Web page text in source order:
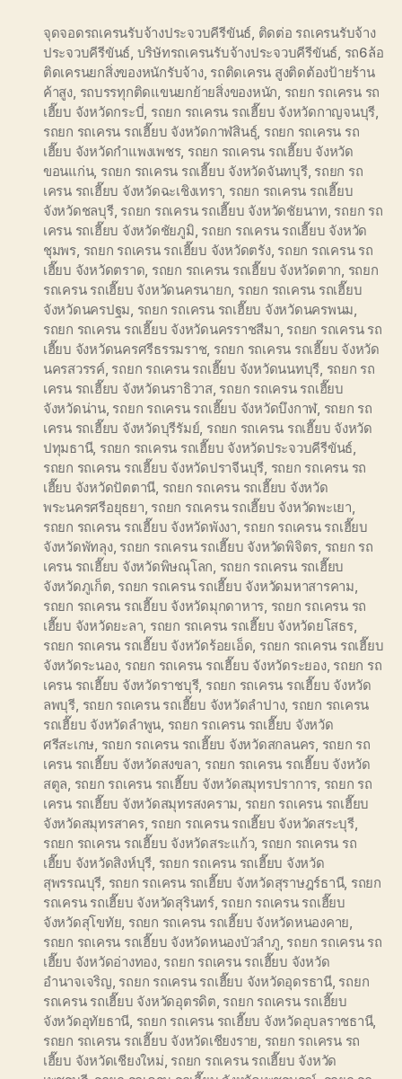
จุดจอดรถเครนรับจ้างประจวบคีรีขันธ์ ติดต่อ รถเครนรับจ้าง
ประจวบคีรีขันธ์ บริษัทรถเครนรับจ้างประจวบคีรีขันธ์ รถ6ล้อ
ติดเครนยกสิ่งของหนักรับจ้าง, รถติดเครน สูงติดต้องป้ายร้าน
ค้าสูง รถบรรทุกติดแขนยกย้ายสิ่งของหนัก รถยก รถเครน รถ
เฮี๊ยบ จังหวัดกระบี่ รถยก รถเครน รถเฮี๊ยบ จังหวัดกาญจนบุรี
รถยก รถเครน รถเฮี๊ยบ จังหวัดกาฬสินธุ์, รถยก รถเครน รถ
เฮี๊ยบ จังหวัดกำแพงเพชร, รถยก รถเครน รถเฮี๊ยบ จังหวัด
ขอนแก่น, รถยก รถเครน รถเฮี๊ยบ จังหวัดจันทบุรี, รถยก รถ
เครน รถเฮี๊ยบ จังหวัดฉะเชิงเทรา รถยก รถเครน รถเฮี๊ยบ
จังหวัดชลบุรี, รถยก รถเครน รถเฮี๊ยบ จังหวัดชัยนาท รถยก รถ
เครน รถเฮี๊ยบ จังหวัดชัยภูมิ รถยก รถเครน รถเฮี๊ยบ จังหวัด
ชุมพร รถยก รถเครน รถเฮี๊ยบ จังหวัดตรัง, รถยก รถเครน รถ
เฮี๊ยบ จังหวัดตราด รถยก รถเครน รถเฮี๊ยบ จังหวัดตาก รถยก
รถเครน รถเฮี๊ยบ จังหวัดนครนายก รถยก รถเครน รถเฮี๊ยบ
จังหวัดนครปฐม รถยก รถเครน รถเฮี๊ยบ จังหวัดนครพนม
รถยก รถเครน รถเฮี๊ยบ จังหวัดนครราชสีมา รถยก รถเครน รถ
เฮี๊ยบ จังหวัดนครศรีธรรมราช, รถยก รถเครน รถเฮี๊ยบ จังหวัด
นครสวรรค์, รถยก รถเครน รถเฮี๊ยบ จังหวัดนนทบุรี รถยก รถ
เครน รถเฮี๊ยบ จังหวัดนราธิวาส, รถยก รถเครน รถเฮี๊ยบ
จังหวัดน่าน, รถยก รถเครน รถเฮี๊ยบ จังหวัดบึงกาฬ, รถยก รถ
เครน รถเฮี๊ยบ จังหวัดบุรีรัมย์, รถยก รถเครน รถเฮี๊ยบ จังหวัด
ปทุมธานี, รถยก รถเครน รถเฮี๊ยบ จังหวัดประจวบคีรีขันธ์
รถยก รถเครน รถเฮี๊ยบ จังหวัดปราจีนบุรี รถยก รถเครน รถ
เฮี๊ยบ จังหวัดปัตตานี รถยก รถเครน รถเฮี๊ยบ จังหวัด
พระนครศรีอยุธยา รถยก รถเครน รถเฮี๊ยบ จังหวัดพะเยา
รถยก รถเครน รถเฮี๊ยบ จังหวัดพังงา รถยก รถเครน รถเฮี๊ยบ
จังหวัดพัทลุง, รถยก รถเครน รถเฮี๊ยบ จังหวัดพิจิตร รถยก รถ
เครน รถเฮี๊ยบ จังหวัดพิษณุโลก รถยก รถเครน รถเฮี๊ยบ
จังหวัดภูเก็ต รถยก รถเครน รถเฮี๊ยบ จังหวัดมหาสารคาม
รถยก รถเครน รถเฮี๊ยบ จังหวัดมุกดาหาร รถยก รถเครน รถ
เฮี๊ยบ จังหวัดยะลา รถยก รถเครน รถเฮี๊ยบ จังหวัดยโสธร,
รถยก รถเครน รถเฮี๊ยบ จังหวัดร้อยเอ็ด รถยก รถเครน รถเฮี๊ยบ
จังหวัดระนอง, รถยก รถเครน รถเฮี๊ยบ จังหวัดระยอง, รถยก รถ
เครน รถเฮี๊ยบ จังหวัดราชบุรี, รถยก รถเครน รถเฮี๊ยบ จังหวัด
ลพบุรี รถยก รถเครน รถเฮี๊ยบ จังหวัดลำปาง, รถยก รถเครน
รถเฮี๊ยบ จังหวัดลำพูน รถยก รถเครน รถเฮี๊ยบ จังหวัด
ศรีสะเกษ รถยก รถเครน รถเฮี๊ยบ จังหวัดสกลนคร รถยก รถ
เครน รถเฮี๊ยบ จังหวัดสงขลา รถยก รถเครน รถเฮี๊ยบ จังหวัด
สตูล รถยก รถเครน รถเฮี๊ยบ จังหวัดสมุทรปราการ รถยก รถ
เครน รถเฮี๊ยบ จังหวัดสมุทรสงคราม รถยก รถเครน รถเฮี๊ยบ
จังหวัดสมุทรสาคร, รถยก รถเครน รถเฮี๊ยบ จังหวัดสระบุรี,
รถยก รถเครน รถเฮี๊ยบ จังหวัดสระแก้ว, รถยก รถเครน รถ
เฮี๊ยบ จังหวัดสิงห์บุรี รถยก รถเครน รถเฮี๊ยบ จังหวัด
สุพรรณบุรี รถยก รถเครน รถเฮี๊ยบ จังหวัดสุราษฎร์ธานี, รถยก
รถเครน รถเฮี๊ยบ จังหวัดสุรินทร์, รถยก รถเครน รถเฮี๊ยบ
จังหวัดสุโขทัย รถยก รถเครน รถเฮี๊ยบ จังหวัดหนองคาย
รถยก รถเครน รถเฮี๊ยบ จังหวัดหนองบัวลำภู รถยก รถเครน รถ
เฮี๊ยบ จังหวัดอ่างทอง, รถยก รถเครน รถเฮี๊ยบ จังหวัด
อำนาจเจริญ รถยก รถเครน รถเฮี๊ยบ จังหวัดอุดรธานี, รถยก
รถเครน รถเฮี๊ยบ จังหวัดอุตรดิต รถยก รถเครน รถเฮี๊ยบ
จังหวัดอุทัยธานี รถยก รถเครน รถเฮี๊ยบ จังหวัดอุบลราชธานี,
รถยก รถเครน รถเฮี๊ยบ จังหวัดเชียงราย รถยก รถเครน รถ
เฮี๊ยบ จังหวัดเชียงใหม่ รถยก รถเครน รถเฮี๊ยบ จังหวัด